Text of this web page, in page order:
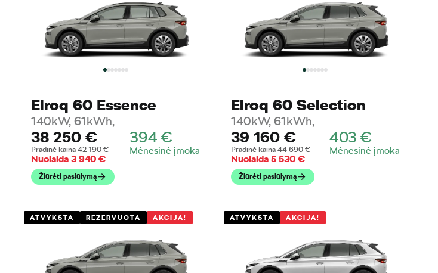
Elroq 60 Essence
140kW, 61kWh,
38 250 €
Pradinė kaina 42 190 €
Nuolaida 3 940 €
394 €
Mėnesinė įmoka
Žiūrėti pasiūlymą
Elroq 60 Selection
140kW, 61kWh,
39 160€
Pradinė kaina 44 690€
Nuolaida 5 530€
403 €
Mėnesinė įmoka
Žiūrėti pasiūlymą
ATVYKSTA REZERVUOTA AKCIJA! ATVYKSTA AKCIJA!